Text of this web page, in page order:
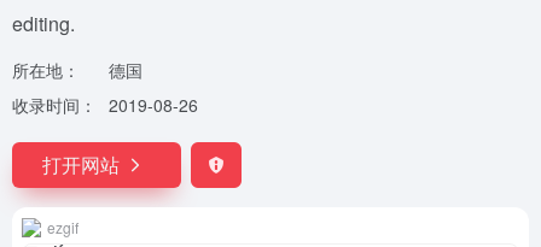
editing.
所在地：
德国
收录时间：
2019-08-26
打开网站
ezgif